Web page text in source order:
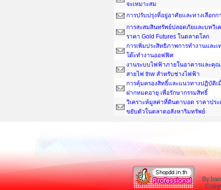
จะเหมาะสม
การปรับปรุงที่อยู่อาศัยและทางเลือก
การสะสมสินทรัพย์ปลอดภัยและบทวิเ
ราคา Gold Futures ในตลาดโลก
การเพิ่มประสิทธิภาพการทำงานและ
โต๊ะทํางานออฟฟิศ
งานระบบไฟฟ้าภายในอาคารและคุ
สายไฟ thw สำหรับช่างไฟฟ้า
การคุ้มครองสิทธิ์และแนวทางปฏิบัติ
ฝากหมดอายุ เพื่อรักษากรรมสิทธิ์
วิเคราะห์มูลค่าที่ดินตาบอด ราคาประ
ขยับตัวในตลาดอสังหาริมทรัพย์
By